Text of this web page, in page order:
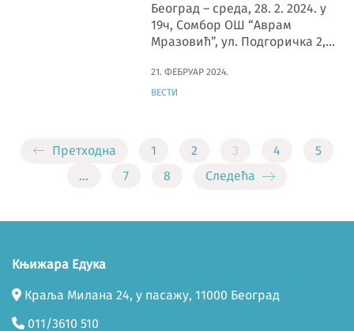
Београд – среда, 28. 2. 2024. у
19ч, Сомбор ОШ “Аврам
Мразовић”, ул. Подгоричка 2,…
21. ФЕБРУАР 2024.
ВЕСТИ
Претходна 1 2 3 4
5
…
7 8 Следећа
Књижара Едука
Краља Милана 24, у пасажу, 11000 Београд
011/3610 510